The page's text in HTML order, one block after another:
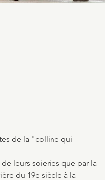
de la "colline qui
leurs soieries que par la
du 19e siècle à la